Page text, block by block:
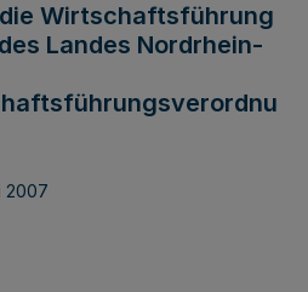
Wirtschaftsführung
Landes Nordrhein-
2007